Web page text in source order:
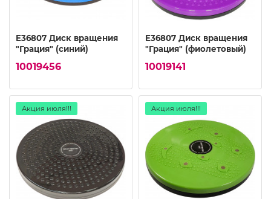
E36807 Диск вращения
"Грация" (синий)
10019456
E36807 Диск вращения
"Грация" (фиолетовый)
10019141
Акция июля!!! Акция июля!!!